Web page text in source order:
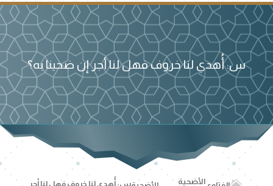
س: أُهدي لنا خروف فهل لنا أجر إن ضحينا به؟
الأضحية
س: أُهدي لنا خروف فهل لنا أجر